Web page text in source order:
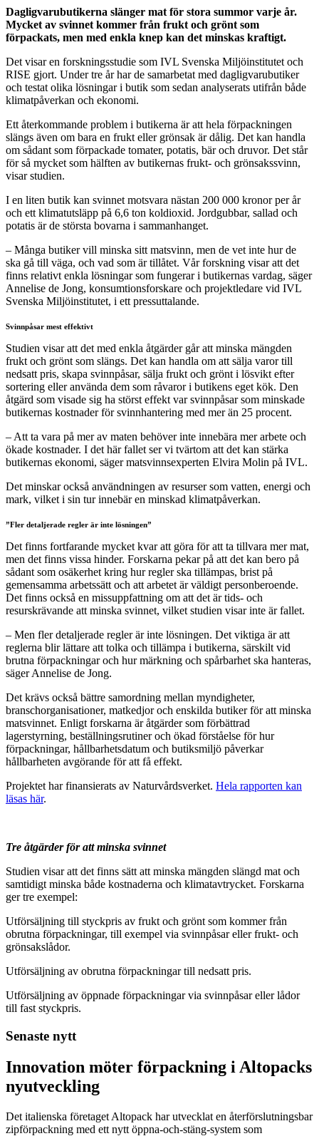
Dagligvarubutikerna slänger mat för stora summor varje år.
Mycket av svinnet kommer från frukt och grönt som
förpackats, men med enkla knep kan det minskas kraftigt.
Det visar en forskningsstudie som IVL Svenska Miljöinstitutet och
RISE gjort. Under tre år har de samarbetat med dagligvarubutiker
och testat olika lösningar i butik som sedan analyserats utifrån både
klimatpåverkan och ekonomi.
Ett återkommande problem i butikerna är att hela förpackningen
slängs även om bara en frukt eller grönsak är dålig. Det kan handla
om sådant som förpackade tomater, potatis, bär och druvor. Det står
för så mycket som hälften av butikernas frukt- och grönsakssvinn,
visar studien.
I en liten butik kan svinnet motsvara nästan 200 000 kronor per år
och ett klimatutsläpp på 6,6 ton koldioxid. Jordgubbar, sallad och
potatis är de största bovarna i sammanhanget.
– Många butiker vill minska sitt matsvinn, men de vet inte hur de
ska gå till väga, och vad som är tillåtet. Vår forskning visar att det
finns relativt enkla lösningar som fungerar i butikernas vardag, säger
Annelise de Jong, konsumtionsforskare och projektledare vid IVL
Svenska Miljöinstitutet, i ett pressuttalande.
Svinnpåsar mest effektivt
Studien visar att det med enkla åtgärder går att minska mängden
frukt och grönt som slängs. Det kan handla om att sälja varor till
nedsatt pris, skapa svinnpåsar, sälja frukt och grönt i lösvikt efter
sortering eller använda dem som råvaror i butikens eget kök. Den
åtgärd som visade sig ha störst effekt var svinnpåsar som minskade
butikernas kostnader för svinnhantering med mer än 25 procent.
– Att ta vara på mer av maten behöver inte innebära mer arbete och
ökade kostnader. I det här fallet ser vi tvärtom att det kan stärka
butikernas ekonomi, säger matsvinnsexperten Elvira Molin på IVL.
Det minskar också användningen av resurser som vatten, energi och
mark, vilket i sin tur innebär en minskad klimatpåverkan.
”Fler detaljerade regler är inte lösningen”
Det finns fortfarande mycket kvar att göra för att ta tillvara mer mat,
men det finns vissa hinder. Forskarna pekar på att det kan bero på
sådant som osäkerhet kring hur regler ska tillämpas, brist på
gemensamma arbetssätt och att arbetet är väldigt personberoende.
Det finns också en missuppfattning om att det är tids- och
resurskrävande att minska svinnet, vilket studien visar inte är fallet.
– Men fler detaljerade regler är inte lösningen. Det viktiga är att
reglerna blir lättare att tolka och tillämpa i butikerna, särskilt vid
brutna förpackningar och hur märkning och spårbarhet ska hanteras,
säger Annelise de Jong.
Det krävs också bättre samordning mellan myndigheter,
branschorganisationer, matkedjor och enskilda butiker för att minska
matsvinnet. Enligt forskarna är åtgärder som förbättrad
lagerstyrning, beställningsrutiner och ökad förståelse för hur
förpackningar, hållbarhetsdatum och butiksmiljö påverkar
hållbarheten avgörande för att få effekt.
Projektet har finansierats av Naturvårdsverket. Hela rapporten kan
läsas här.
Tre åtgärder för att minska svinnet
Studien visar att det finns sätt att minska mängden slängd mat och
samtidigt minska både kostnaderna och klimatavtrycket. Forskarna
ger tre exempel:
Utförsäljning till styckpris av frukt och grönt som kommer från
obrutna förpackningar, till exempel via svinnpåsar eller frukt- och
grönsakslådor.
Utförsäljning av obrutna förpackningar till nedsatt pris.
Utförsäljning av öppnade förpackningar via svinnpåsar eller lådor
till fast styckpris.
Senaste nytt
Innovation möter förpackning i Altopacks
nyutveckling
Det italienska företaget Altopack har utvecklat en återförslutningsbar
zipförpackning med ett nytt öppna-och-stäng-system som